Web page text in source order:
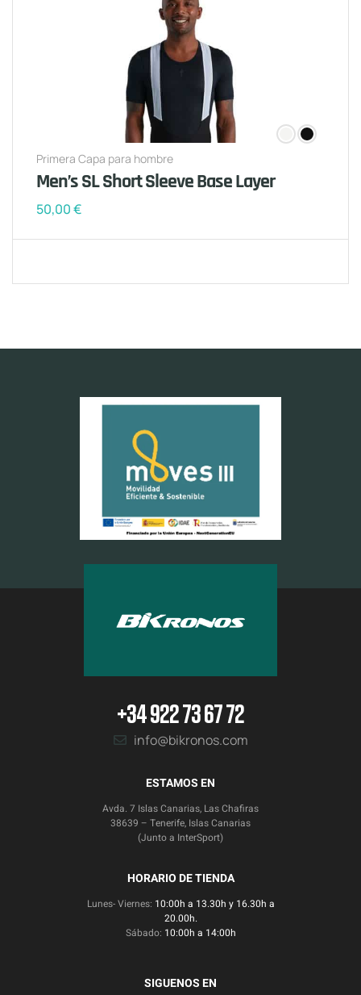
Primera Capa para hombre
Men’s SL Short Sleeve Base Layer
50,00€
+34 922 73 67 72
info@bikronos.com
ESTAMOS EN
Avda. 7 Islas Canarias, Las Chafiras
38639 – Tenerife, Islas Canarias
(Junto a InterSport)
HORARIO DE TIENDA
Lunes- Viernes: 10:00h a 13.30h y 16.30h a
20.00h.
Sábado: 10:00h a 14:00h
SIGUENOS EN